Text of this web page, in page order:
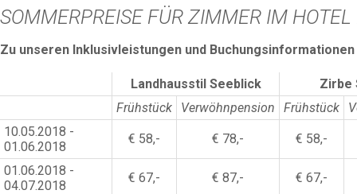
SOMMERPREISE FÜR ZIMMER IM HOTEL
Zu unseren Inklusivleistungen und
Landhausstil Seeblick
Zirbe
Frühstück
Verwöhnpension Frühstück
10.05.2018 -
01.06.2018
€ 58,- € 78,- € 58,-
01.06.2018 -
04.07.2018
€ 67,- € 87,- € 67,-